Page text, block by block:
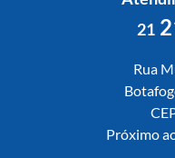
21
Rua
Próximo